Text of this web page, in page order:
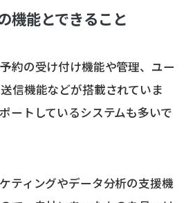
機能とできること
約の受け付け機能や管理、ユー
信機能などが搭載されていま
ートしているシステムも多いで
ティングやデータ分析の支援機